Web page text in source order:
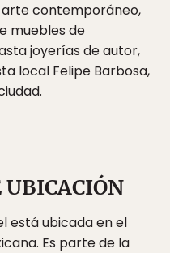
arte contemporáneo,
muebles de
joyerías de autor,
local Felipe Barbosa,
está ubicada en el
Es parte de la